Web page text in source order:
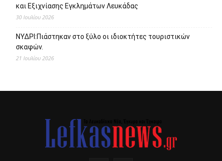
και Εξιχνίασης Εγκλημάτων Λευκάδας
30 Ιουλίου 2026
ΝΥΔΡΙ:Πιάστηκαν στο ξύλο οι ιδιοκτήτες τουριστικών
σκαφών.
21 Ιουλίου 2026